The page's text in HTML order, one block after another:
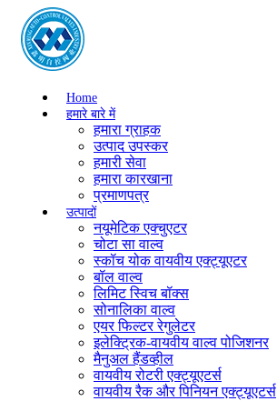
Home
हमारे बारे में
हमारा ग्राहक
उत्पाद उपस्कर
हमारी सेवा
हमारा कारखाना
प्रमाणपत्र
उत्पादों
नयूमेटिक एक्चुएटर
चोटा सा वाल्व
स्कॉच योक वायवीय एक्ट्यूएटर
बॉल वाल्व
लिमिट स्विच बॉक्स
सोनालिका वाल्व
एयर फिल्टर रेगुलेटर
इलेक्ट्रिक-वायवीय वाल्व पोजिशनर
मैनुअल हैंडव्हील
वायवीय रोटरी एक्ट्यूएटर्स
वायवीय रैक और पिनियन एक्ट्यूएटर्स